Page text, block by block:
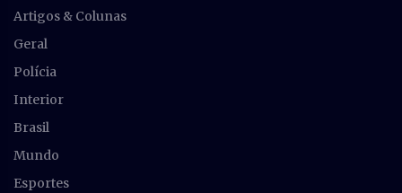
Artigos & Colunas
Geral
Polícia
Interior
Brasil
Mundo
Esportes